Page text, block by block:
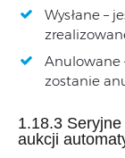
Wysłane –
Anulowane
zostanie
1.18.3 Seryjne
aukcji